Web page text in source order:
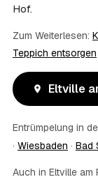
Ja. Die
wichtig zum
oder die
Nicht
zur
direkt mit dem
10 Was ist im
Ausräumen,
Hof.
Zum Weiterlesen:
Teppich entsorgen
Eltville
Entrümpelung in
· Wiesbaden · Bad
Auch in Eltville am